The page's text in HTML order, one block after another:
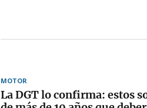
MOTOR
La DGT lo confirma: estos